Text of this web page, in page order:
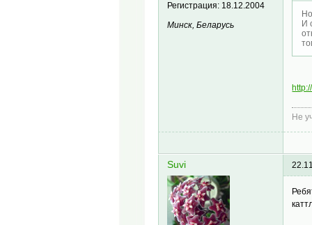
Регистрация: 18.12.2004
Минск, Беларусь
И
Не
Suvi